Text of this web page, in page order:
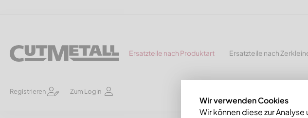
Ersatzteile nach Produktart Ersatzteile nach
Registrieren Zum Login
Wir verwenden Cookies
Wir können diese zur